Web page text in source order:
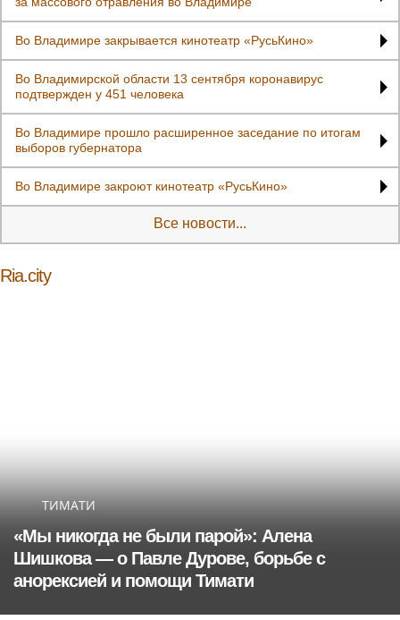
Во Владимире закрывается кинотеатр «РусьКино»
Во Владимирской области 13 сентября коронавирус
подтвержден у 451 человека
Во Владимире прошло расширенное заседание по итогам
выборов губернатора
Во Владимире закроют кинотеатр «РусьКино»
Все новости...
Ria.city
ТИМАТИ
«Мы никогда не были парой»: Алена
Шишкова — о Павле Дурове, борьбе с
анорексией и помощи Тимати